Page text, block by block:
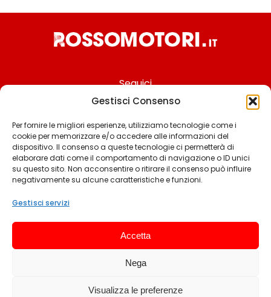
Gestisci Consenso
Per fornire le migliori esperienze, utilizziamo tecnologie come i
cookie per memorizzare e/o accedere alle informazioni del
dispositivo. Il consenso a queste tecnologie ci permetterà di
elaborare dati come il comportamento di navigazione o ID unici
su questo sito. Non acconsentire o ritirare il consenso può influire
negativamente su alcune caratteristiche e funzioni.
Gestisci servizi
Accetta
Nega
Visualizza le preferenze
Seguici
Chi siamo
Contattaci
Termini & Condizioni
Privacy policy
© 2025 Rossomotori.it. Tutti i diritti riservati.